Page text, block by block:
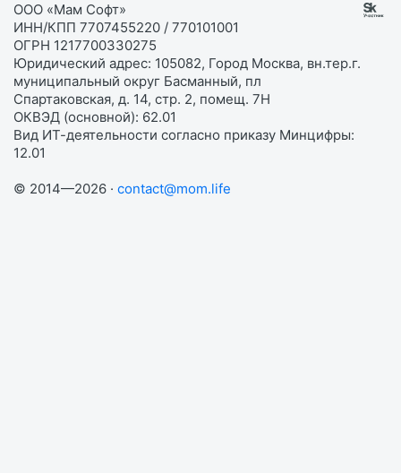
ООО «Мам Софт»
ИНН/КПП 7707455220 / 770101001
ОГРН 1217700330275
Юридический адрес: 105082, Город Москва, вн.тер.г.
муниципальный округ Басманный, пл
Спартаковская, д. 14, стр. 2, помещ. 7Н
ОКВЭД (основной): 62.01
Вид ИТ-деятельности согласно приказу Минцифры:
12.01
© 2014—2026 · contact@mom.life